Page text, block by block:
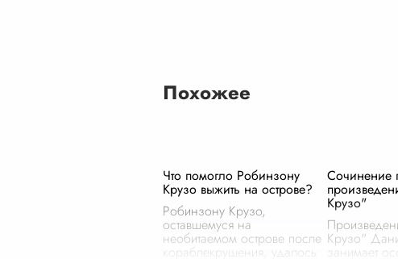
Похожее
Что помогло Робинзону
Крузо выжить на острове?
Робинзону Крузо,
оставшемуся на
необитаемом острове после
кораблекрушения, удалось
Сочинение
Крузо"
Крузо"
занимает